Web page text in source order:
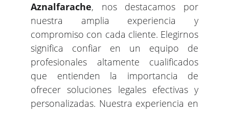
Aznalfarache, nos destacamos por
nuestra amplia experiencia y
compromiso con cada cliente. Elegirnos
significa confiar en un equipo de
profesionales altamente cualificados
que entienden la importancia de
ofrecer soluciones legales efectivas y
personalizadas. Nuestra experiencia en